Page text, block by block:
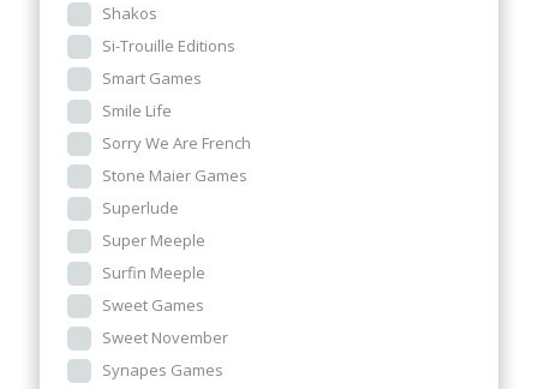
Shakos
Si-Trouille Editions
Smart Games
Smile Life
Sorry We Are French
Stone Maier Games
Superlude
Super Meeple
Surfin Meeple
Sweet Games
Sweet November
Synapes Games